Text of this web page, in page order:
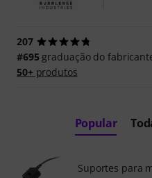
207
#695 graduação do
50+produtos
Popular
Suportes para